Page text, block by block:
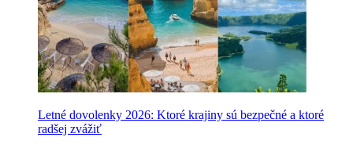
Letné dovolenky 2026: Ktoré krajiny sú bezpečné a ktoré
radšej zvážiť